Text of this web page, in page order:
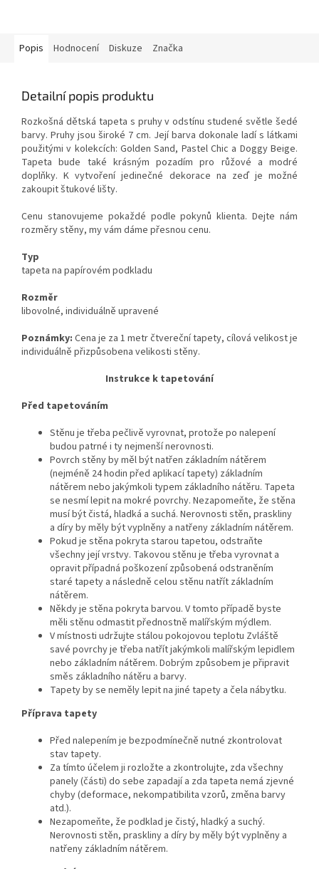
Popis
Hodnocení Diskuze Značka
Detailní popis produktu
Rozkošná dětská tapeta s pruhy v odstínu studené světle šedé
barvy. Pruhy jsou široké 7 cm. Její barva dokonale ladí s látkami
použitými v kolekcích: Golden Sand, Pastel Chic a Doggy Beige.
Tapeta bude také krásným pozadím pro růžové a modré
doplňky. K vytvoření jedinečné dekorace na zeď je možné
zakoupit štukové lišty.
Cenu stanovujeme pokaždé podle pokynů klienta. Dejte nám
rozměry stěny, my vám dáme přesnou cenu.
Typ
tapeta na papírovém podkladu
Rozměr
libovolné, individuálně upravené
Poznámky: Cena je za 1 metr čtvereční tapety, cílová velikost je
individuálně přizpůsobena velikosti stěny.
Instrukce k tapetování
Před tapetováním
Stěnu je třeba pečlivě vyrovnat, protože po nalepení
budou patrné i ty nejmenší nerovnosti.
Povrch stěny by měl být natřen základním nátěrem
(nejméně 24 hodin před aplikací tapety) základním
nátěrem nebo jakýmkoli typem základního nátěru. Tapeta
se nesmí lepit na mokré povrchy. Nezapomeňte, že stěna
musí být čistá, hladká a suchá. Nerovnosti stěn, praskliny
a díry by měly být vyplněny a natřeny základním nátěrem.
Pokud je stěna pokryta starou tapetou, odstraňte
všechny její vrstvy. Takovou stěnu je třeba vyrovnat a
opravit případná poškození způsobená odstraněním
staré tapety a následně celou stěnu natřít základním
nátěrem.
Někdy je stěna pokryta barvou. V tomto případě byste
měli stěnu odmastit přednostně malířským mýdlem.
V místnosti udržujte stálou pokojovou teplotu Zvláště
savé povrchy je třeba natřít jakýmkoli malířským lepidlem
nebo základním nátěrem. Dobrým způsobem je připravit
směs základního nátěru a barvy.
Tapety by se neměly lepit na jiné tapety a čela nábytku.
Příprava tapety
Před nalepením je bezpodmínečně nutné zkontrolovat
stav tapety.
Za tímto účelem ji rozložte a zkontrolujte, zda všechny
panely (části) do sebe zapadají a zda tapeta nemá zjevné
chyby (deformace, nekompatibilita vzorů, změna barvy
atd.).
Nezapomeňte, že podklad je čistý, hladký a suchý.
Nerovnosti stěn, praskliny a díry by měly být vyplněny a
natřeny základním nátěrem.